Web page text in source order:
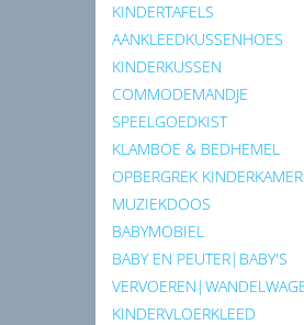
KINDERTAFELS
AANKLEEDKUSSENHOES
KINDERKUSSEN
COMMODEMANDJE
SPEELGOEDKIST
KLAMBOE & BEDHEMEL
OPBERGREK KINDERKAMER
MUZIEKDOOS
BABYMOBIEL
BABY EN PEUTER|BABY'S
KINDERVLOERKLEED